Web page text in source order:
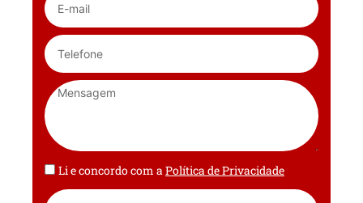
Li e concordo com aPolítica de Privacidade